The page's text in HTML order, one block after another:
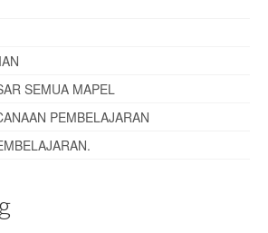
SEMUA MAPEL
PEMBELAJARAN
.